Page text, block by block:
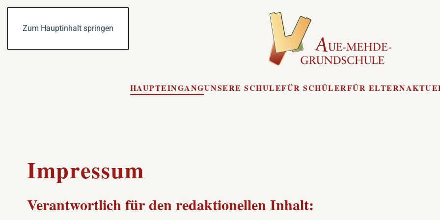
Zum Hauptinhalt springen
HAUPTEINGANGUNSERE SCHULEFÜR SCHÜLERFÜR ELTERN
Impressum
Verantwortlich für den redaktionellen Inhalt: